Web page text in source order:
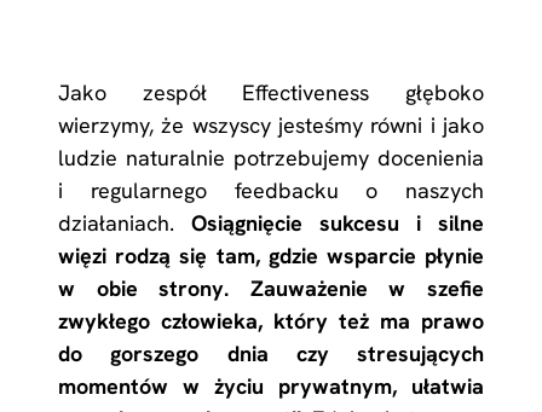
Jako zespół Effectiveness głęboko
wierzymy, że wszyscy jesteśmy równi i jako
ludzie naturalnie potrzebujemy docenienia
i regularnego feedbacku o naszych
działaniach. Osiągnięcie sukcesu i silne
więzi rodzą się tam, gdzie wsparcie płynie
w obie strony. Zauważenie w szefie
zwykłego człowieka, który też ma prawo
do gorszego dnia czy stresujących
momentów w życiu prywatnym, ułatwia